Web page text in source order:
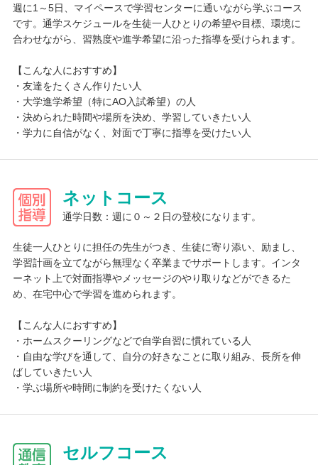
週に1～5日、マイペースで学習センターに通いながら学ぶコース
です。通学スケジュールを生徒一人ひとりの希望や目標、環境に
合わせながら、習熟度や進学希望に沿った指導を受けられます。
【こんな人におすすめ】
・友達をたくさん作りたい人
・大学進学希望（特にAO入試希望）の人
・決められた時間や場所を決め、学習していきたい人
・学力に自信がなく、対面で丁寧に指導を受けたい人
ネットコース
通学日数：週に０～２日の登校になります。
生徒一人ひとりに担任の先生がつき、生徒に寄り添い、励まし、
学習計画を立てながら無理なく卒業までサポートします。インタ
ーネット上で対面指導やメッセージのやり取りなどができるた
め、在宅中心で学習を進められます。
【こんな人におすすめ】
・ホームスクーリングなどで自学自習に慣れている人
・自由な学びを通して、自分の好きなことに取り組み、長所を伸
ばしていきたい人
・学ぶ場所や時間に制約を受けたくない人
セルフコース